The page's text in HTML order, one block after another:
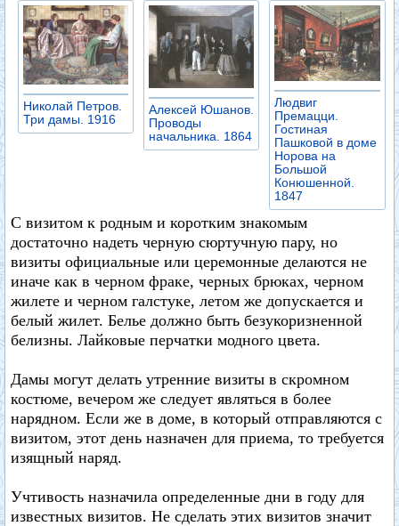
Николай Петров.
Три дамы. 1916
Алексей Юшанов.
Проводы
начальника. 1864
Людвиг
Премацци.
Гостиная
Пашковой в доме
Норова на
Большой
Конюшенной.
1847
С визитом к родным и коротким знакомым
достаточно надеть черную сюртучную пару, но
визиты официальные или церемонные делаются не
иначе как в черном фраке, черных брюках, черном
жилете и черном галстуке, летом же допускается и
белый жилет. Белье должно быть безукоризненной
белизны. Лайковые перчатки модного цвета.
Дамы могут делать утренние визиты в скромном
костюме, вечером же следует являться в более
нарядном. Если же в доме, в который отправляются с
визитом, этот день назначен для приема, то требуется
изящный наряд.
Учтивость назначила определенные дни в году для
известных визитов. Не сделать этих визитов значит